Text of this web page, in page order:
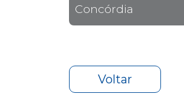
Concórdia
Voltar